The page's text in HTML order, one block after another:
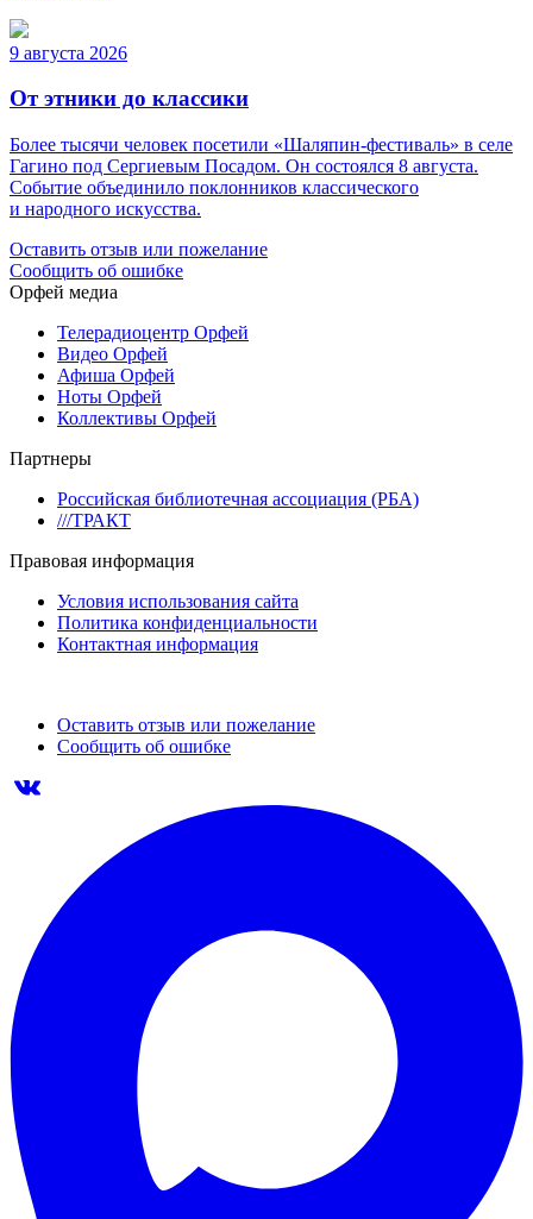
9 августа 2026
От этники до классики
Более тысячи человек посетили «Шаляпин-фестиваль» в селе
Гагино под Сергиевым Посадом. Он состоялся 8 августа.
Событие объединило поклонников классического
и народного искусства.
Оставить отзыв или пожелание
Сообщить об ошибке
Орфей медиа
Телерадиоцентр Орфей
Видео Орфей
Афиша Орфей
Ноты Орфей
Коллективы Орфей
Партнеры
Российская библиотечная ассоциация (РБА)
///ТРАКТ
Правовая информация
Условия использования сайта
Политика конфиденциальности
Контактная информация
Оставить отзыв или пожелание
Сообщить об ошибке